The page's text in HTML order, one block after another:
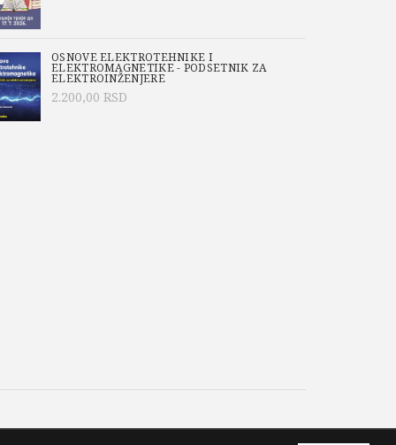
OSNOVE ELEKTROTEHNIKE I
ELEKTROMAGNETIKE - PODSETNIK ZA
ELEKTROINŽENJERE
2.200,00 RSD